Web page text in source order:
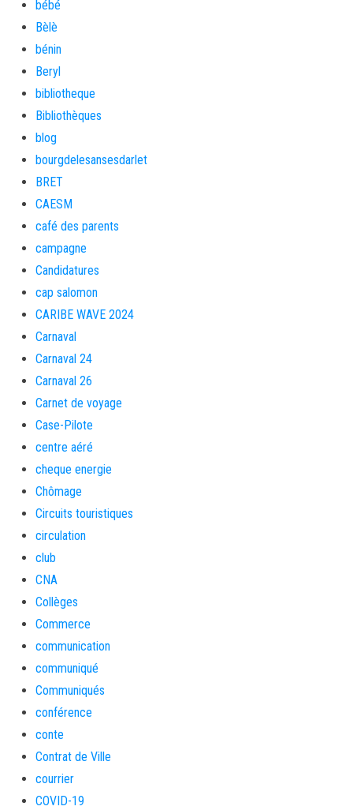
bébé
Bèlè
bénin
Beryl
bibliotheque
Bibliothèques
blog
bourgdelesansesdarlet
BRET
CAESM
café des parents
campagne
Candidatures
cap salomon
CARIBE WAVE 2024
Carnaval
Carnaval 24
Carnaval 26
Carnet de voyage
Case-Pilote
centre aéré
cheque energie
Chômage
Circuits touristiques
circulation
club
CNA
Collèges
Commerce
communication
communiqué
Communiqués
conférence
conte
Contrat de Ville
courrier
COVID-19